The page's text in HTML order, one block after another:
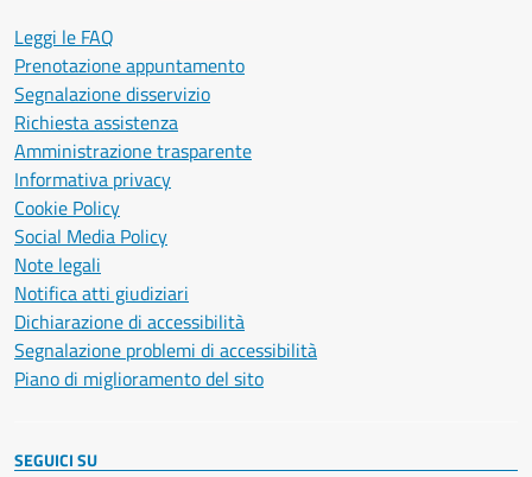
Leggi le FAQ
Prenotazione appuntamento
Segnalazione disservizio
Richiesta assistenza
Amministrazione trasparente
Informativa privacy
Cookie Policy
Social Media Policy
Note legali
Notifica atti giudiziari
Dichiarazione di accessibilità
Segnalazione problemi di accessibilità
Piano di miglioramento del sito
SEGUICI SU